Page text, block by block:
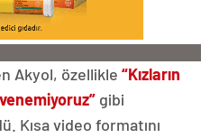
Akyol, özellikle “Kızların
gibi
Kısa video formatını